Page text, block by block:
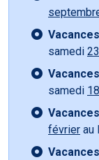
samedi
samedi
février au